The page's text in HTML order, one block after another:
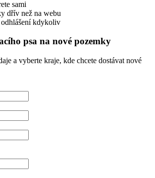
sami
dřív než na webu
kdykoliv
psa na nové pozemky
a vyberte kraje, kde chcete dostávat nové